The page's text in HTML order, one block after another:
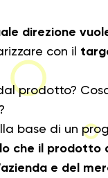
direzione
con il
prodotto?
base di un
che il prodotto
e del